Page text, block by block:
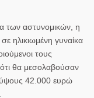
των αστυνομικών, η
ηλικιωμένη γυναίκα
τους
θα μεσολαβούσαν
42.000 ευρώ